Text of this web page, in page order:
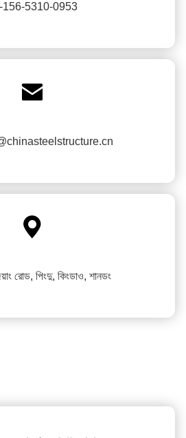
156-5310-0953


রোড, পিংদু, কিংডাও, শানডং